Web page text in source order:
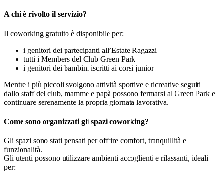
A chi è rivolto il servizio?
Il coworking gratuito è disponibile per:
i genitori dei partecipanti all’Estate Ragazzi
tutti i Members del Club Green Park
i genitori dei bambini iscritti ai corsi junior
Mentre i più piccoli svolgono attività sportive e ricreative seguiti
dallo staff del club, mamme e papà possono fermarsi al Green Park e
continuare serenamente la propria giornata lavorativa.
Come sono organizzati gli spazi coworking?
Gli spazi sono stati pensati per offrire comfort, tranquillità e
funzionalità.
Gli utenti possono utilizzare ambienti accoglienti e rilassanti, ideali
per: